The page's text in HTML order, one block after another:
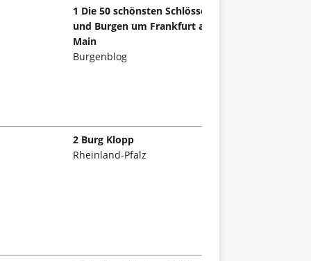
1 Die 50 schönsten Schlösser
und Burgen um Frankfurt am
Main
Burgenblog
2 Burg Klopp
Rheinland-Pfalz